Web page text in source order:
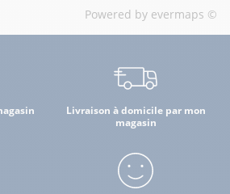
Powered by evermaps ©
Livraison à domicile par mon
magasin